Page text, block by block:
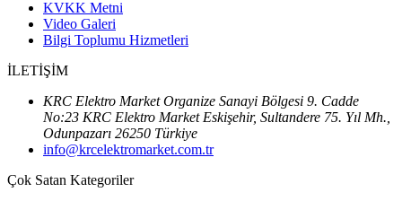
KVKK Metni
Video Galeri
Bilgi Toplumu Hizmetleri
İLETİŞİM
KRC Elektro Market Organize Sanayi Bölgesi 9. Cadde
No:23 KRC Elektro Market Eskişehir, Sultandere 75. Yıl Mh.,
Odunpazarı 26250 Türkiye
info@krcelektromarket.com.tr
Çok Satan Kategoriler